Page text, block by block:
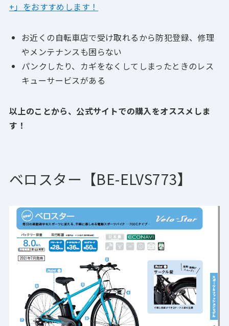
+」をおすすめします！
お近くの自転車店で受け取れるから防犯登録、修理
やメンテナンスも困らない
パンクしたり、カギをなくしてしまったときのレス
キューサービスがある
以上のことから、公式サイトでの購入をオススメしま
す！
ベロスター【BE-ELVS773】